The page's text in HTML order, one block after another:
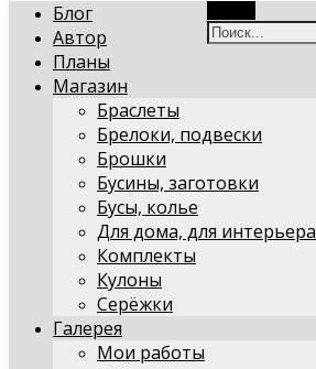
Блог
Автор
Планы
Магазин
Браслеты
Брелоки, подвески
Брошки
Бусины, заготовки
Бусы, колье
Для дома, для интерьера
Комплекты
Кулоны
Серёжки
Галерея
Мои работы